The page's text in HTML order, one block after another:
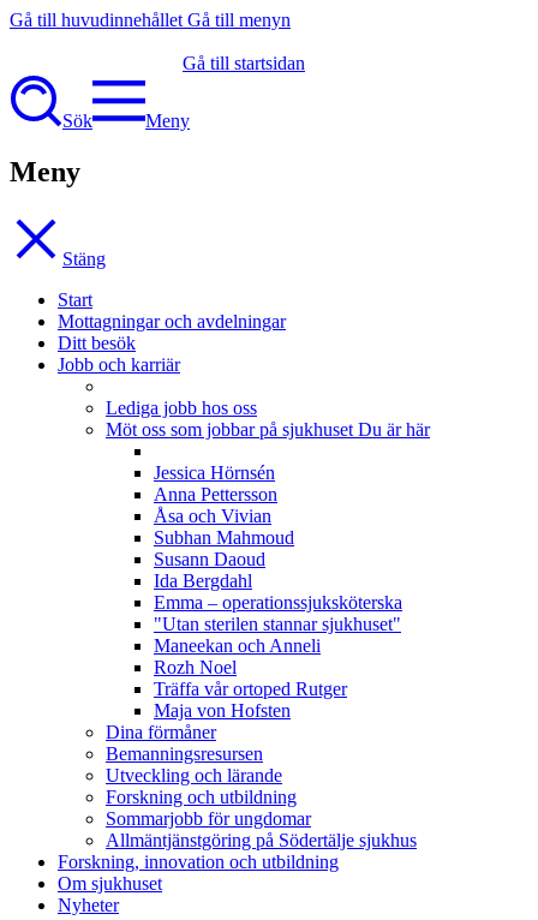
Gå till huvudinnehållet Gå till menyn
Gå till startsidan
Sök Meny
Meny
Stäng
Start
Mottagningar och avdelningar
Ditt besök
Jobb och karriär
Lediga jobb hos oss
Möt oss som jobbar på sjukhuset Du är här
Jessica Hörnsén
Anna Pettersson
Åsa och Vivian
Subhan Mahmoud
Susann Daoud
Ida Bergdahl
Emma – operationssjuksköterska
"Utan sterilen stannar sjukhuset"
Maneekan och Anneli
Rozh Noel
Träffa vår ortoped Rutger
Maja von Hofsten
Dina förmåner
Bemanningsresursen
Utveckling och lärande
Forskning och utbildning
Sommarjobb för ungdomar
Allmäntjänstgöring på Södertälje sjukhus
Forskning, innovation och utbildning
Om sjukhuset
Nyheter